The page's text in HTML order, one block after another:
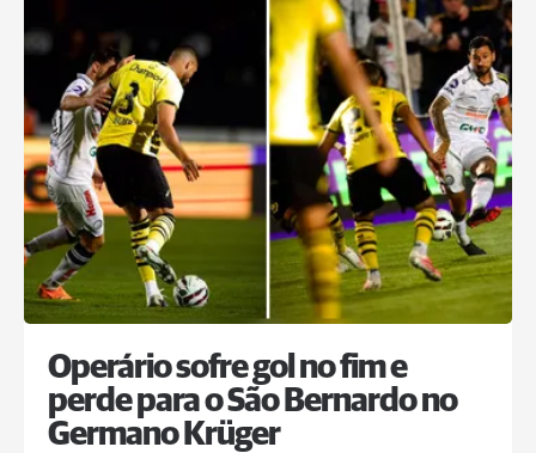
Operário sofre gol no fim e
perde para o São Bernardo no
Germano Krüger